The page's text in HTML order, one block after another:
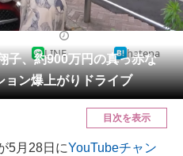
リサーチ
、約900万円の真っ赤な
ョン爆上がりドライブ
LINE hatena
目次を表示
5月28日にYouTubeチャン